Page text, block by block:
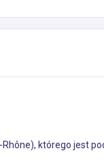
którego jest